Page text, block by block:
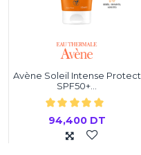
Avène Soleil Intense Protect
SPF50+...
94,400 DT